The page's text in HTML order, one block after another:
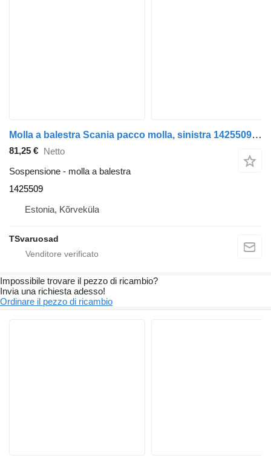
Molla a balestra Scania pacco molla, sinistra 1425509 per trattore stradale Scania P94
81,25 € Netto
Sospensione - molla a balestra
1425509
Estonia, Kõrveküla
TSvaruosad
Impossibile trovare il pezzo di ricambio?
Invia una richiesta adesso!
Ordinare il pezzo di ricambio